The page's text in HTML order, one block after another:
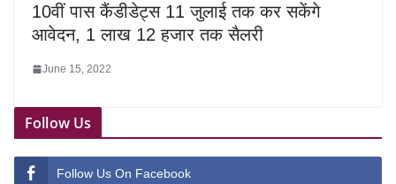
10वीं पास कैंडीडेट्स 11 जुलाई तक कर सकेंगे
आवेदन, 1 लाख 12 हजार तक सैलरी
June 15, 2022
Follow Us
Follow Us On Facebook